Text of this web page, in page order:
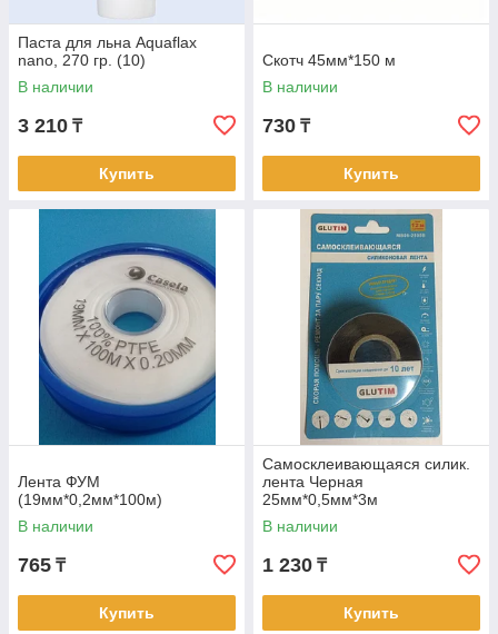
Паста для льна Aquaflax
nano, 270 гр. (10)
В наличии
3 210 ₸
Купить
Скотч 45мм*150 м
В наличии
730 ₸
Купить
Лента ФУМ
(19мм*0,2мм*100м)
В наличии
765 ₸
Купить
Самосклеивающаяся силик.
лента Черная
25мм*0,5мм*3м
В наличии
1 230 ₸
Купить